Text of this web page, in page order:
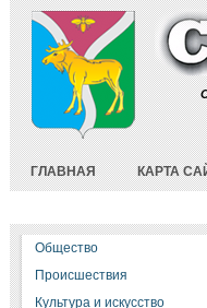
ГЛАВНАЯ КАРТА
Общество
Происшествия
Культура и искусство